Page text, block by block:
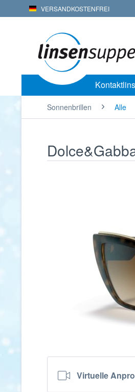
VERSANDKOSTENFREI
Sonnenbrillen Alle
Virtuelle